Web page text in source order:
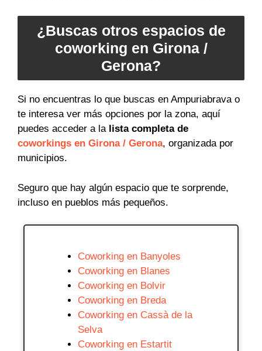
¿Buscas otros espacios de
coworking en Girona /
Gerona?
Si no encuentras lo que buscas en Ampuriabrava o
te interesa ver más opciones por la zona, aquí
puedes acceder a lalista completa de
coworkings en Girona / Gerona, organizada por
municipios.
Seguro que hay algún espacio que te sorprende,
incluso en pueblos más pequeños.
Coworking en Banyoles
Coworking en Blanes
Coworking en Bolvir
Coworking en Breda
Coworking en Cassà de la
Selva
Coworking en Estartit